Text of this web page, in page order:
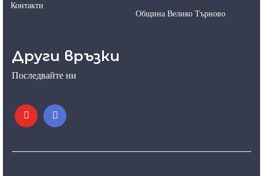
Контакти
Община Велико Търново
Други връзки
Последвайте ни